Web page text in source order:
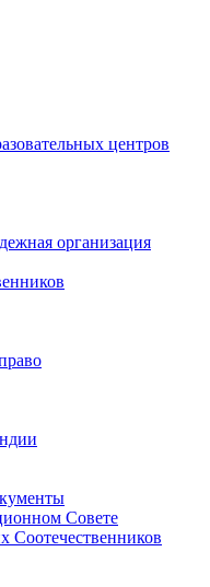
центров
организация
Совете
Соотечественников